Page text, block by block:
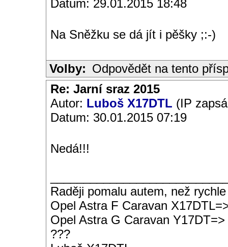
Datum: 29.01.2015 18:48
Na Sněžku se dá jít i pěšky ;:-)
Volby: Odpovědět na tento
Re: Jarní sraz 2015
Autor: Luboš X17DTL (IP
Datum: 30.01.2015 07:19
Nedá!!!
Raději pomalu autem, než
Opel Astra F Caravan
Opel Astra G Caravan Y17DT=>
???